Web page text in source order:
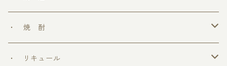
勝鷹
・ 焼 酎
＞ めちゃうまシリーズ
・ リキュール